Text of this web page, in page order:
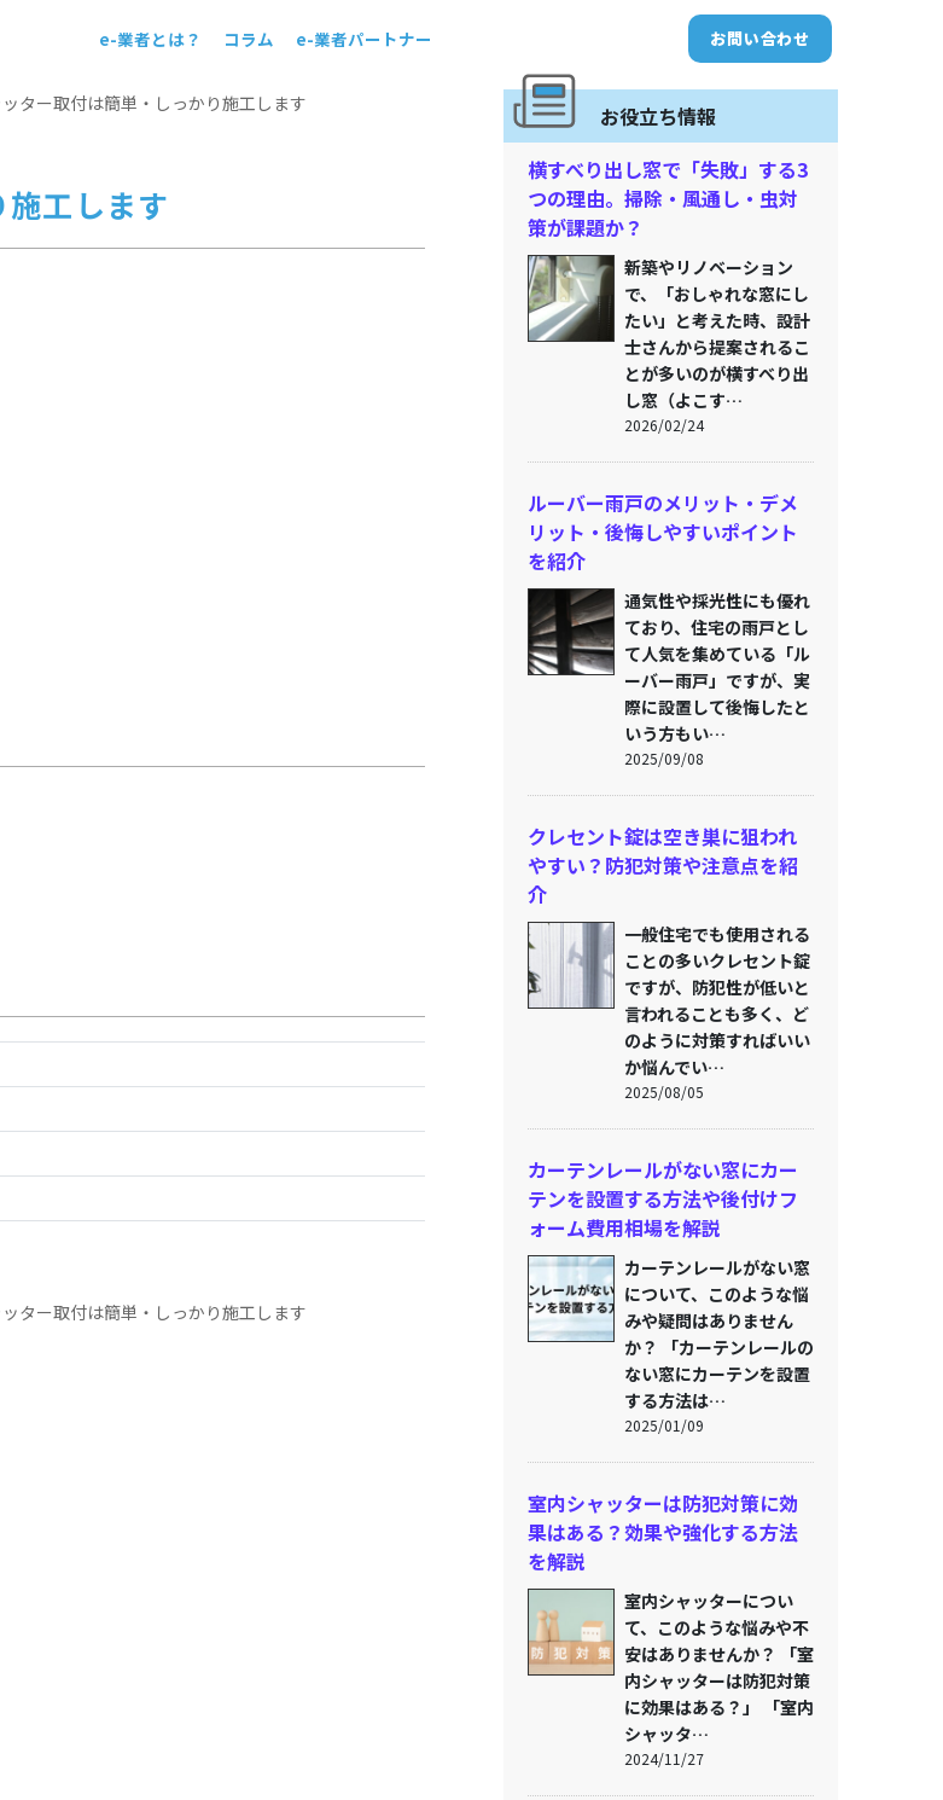
e-業者とは？ コラム e-業者パートナー お問い合わせ
ター取付は簡単・しっかり施工します
工します
ター取付は簡単・しっかり施工します
お役立ち情報
横すべり出し窓で「失敗」する3
つの理由。掃除・風通し・虫対
策が課題か？
新築やリノベーション
で、「おしゃれな窓にし
たい」と考えた時、設計
士さんから提案されるこ
とが多いのが横すべり出
し窓（よこす…
2026/02/24
ルーバー雨戸のメリット・デメ
リット・後悔しやすいポイント
を紹介
通気性や採光性にも優れ
ており、住宅の雨戸とし
て人気を集めている「ル
ーバー雨戸」ですが、実
際に設置して後悔したと
いう方もい…
2025/09/08
クレセント錠は空き巣に狙われ
やすい？防犯対策や注意点を紹
介
一般住宅でも使用される
ことの多いクレセント錠
ですが、防犯性が低いと
言われることも多く、ど
のように対策すればいい
か悩んでい…
2025/08/05
カーテンレールがない窓にカー
テンを設置する方法や後付けフ
ォーム費用相場を解説
カーテンレールがない窓
について、このような悩
みや疑問はありません
か？ 「カーテンレールの
ない窓にカーテンを設置
する方法は…
2025/01/09
室内シャッターは防犯対策に効
果はある？効果や強化する方法
を解説
室内シャッターについ
て、このような悩みや不
安はありませんか？ 「室
内シャッターは防犯対策
に効果はある？」 「室内
シャッタ…
2024/11/27